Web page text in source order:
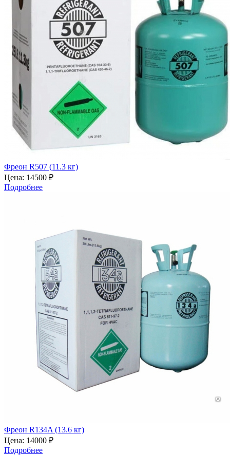
Фреон R507 (11.3 кг)
Цена: 14500 ₽
Подробнее
Фреон R134A (13.6 кг)
Цена: 14000 ₽
Подробнее